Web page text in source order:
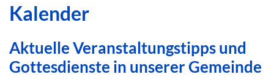
Kalender
Aktuelle Veranstaltungstipps und
Gottesdienste in unserer Gemeinde